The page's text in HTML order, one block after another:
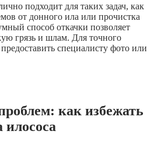
подходит для таких задач, как
от донного ила или прочистка
способ откачки позволяет
грязь и шлам. Для точного
специалисту фото или
как избежать
илососа